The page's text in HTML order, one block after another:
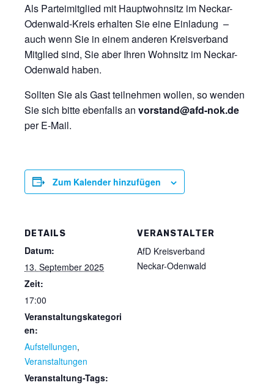
Als Parteimitglied mit Hauptwohnsitz im Neckar-
Odenwald-Kreis erhalten Sie eine Einladung –
auch wenn Sie in einem anderen Kreisverband
Mitglied sind, Sie aber Ihren Wohnsitz im Neckar-
Odenwald haben.
Sollten Sie als Gast teilnehmen wollen, so wenden
Sie sich bitte ebenfalls an vorstand@afd-nok.de
per E-Mail.
Zum Kalender hinzufügen
DETAILS
Datum:
13. September 2025
Zeit:
17:00
Veranstaltungskategori
en:
Aufstellungen,
Veranstaltungen
Veranstaltung-Tags:
VERANSTALTER
AfD Kreisverband
Neckar-Odenwald